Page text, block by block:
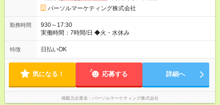
パーソルマーケティング株式会社
勤務時間
930～17:30
実働時間：7時間/日 ◆火・水休み
特徴 日払いOK
気になる！ 応募する 詳細へ
掲載元企業名 パーソルマーケティング株式会社